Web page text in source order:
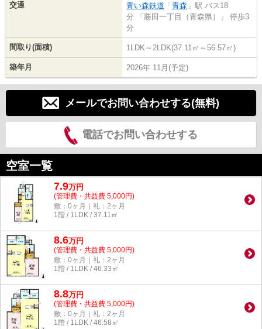
交通
青い森鉄道 「 青森 」駅 バス18
分 「勝田一丁目（青森県）」 停歩3
分
間取り(面積) 1LDK～2LDK(37.11㎡～56.57㎡)
築年月 2026年 11月(予定)
メールでお問い合わせする(無料)
電話でお問い合わせする
空室一覧
7.9万円
(管理費・共益費 5,000円)
敷：0ヶ月｜礼：2ヶ月
1階 / 1LDK / 37.11㎡
8.6万円
(管理費・共益費 5,000円)
敷：0ヶ月｜礼：2ヶ月
1階 / 1LDK / 46.33㎡
8.8万円
(管理費・共益費 5,000円)
敷：0ヶ月｜礼：2ヶ月
1階 / 1LDK / 46.58㎡